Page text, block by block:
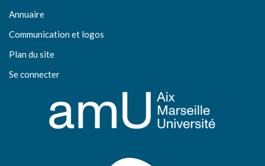
Annuaire
Communication et logos
Plan du site
Se connecter